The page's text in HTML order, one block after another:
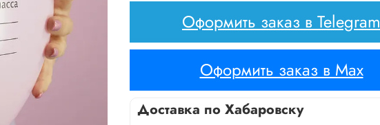
Оформить заказ в Telegram
Оформить заказ в Max
Доставка по Хабаровску